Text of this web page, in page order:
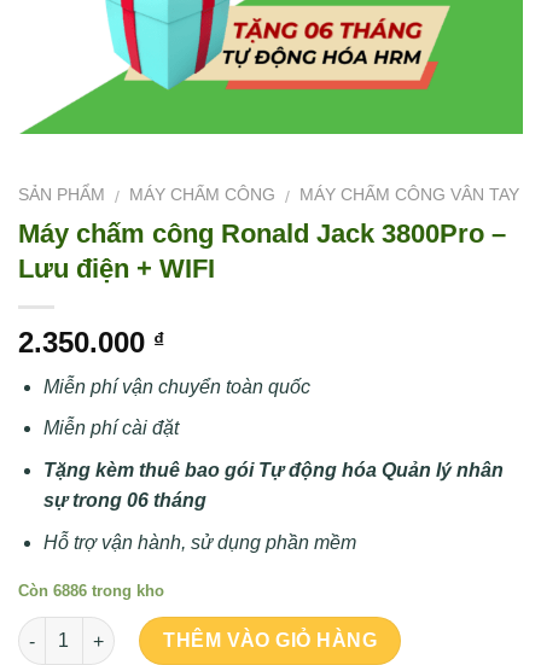
SẢN PHẨM / MÁY CHẤM CÔNG / MÁY CHẤM CÔNG VÂN TAY
Máy chấm công Ronald Jack 3800Pro –
Lưu điện + WIFI
2.350.000 ₫
Miễn phí vận chuyển toàn quốc
Miễn phí cài đặt
Tặng kèm thuê bao gói Tự động hóa Quản lý nhân
sự trong 06 tháng
Hỗ trợ vận hành, sử dụng phần mềm
Còn 6886 trong kho
Số lượng
THÊM VÀO GIỎ HÀNG